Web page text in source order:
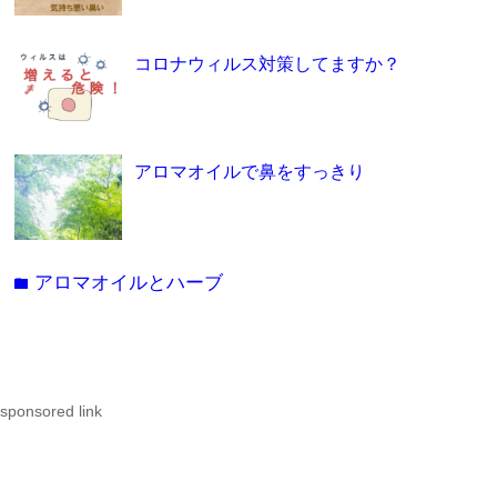
コロナウィルス対策してますか？
アロマオイルで鼻をすっきり
folder アロマオイルとハーブ
sponsored link